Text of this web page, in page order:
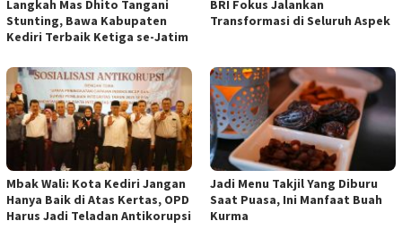
Langkah Mas Dhito Tangani
Stunting, Bawa Kabupaten
Kediri Terbaik Ketiga se-Jatim
BRI Fokus Jalankan
Transformasi di Seluruh Aspek
Mbak Wali: Kota Kediri Jangan
Hanya Baik di Atas Kertas, OPD
Harus Jadi Teladan Antikorupsi
Jadi Menu Takjil Yang Diburu
Saat Puasa, Ini Manfaat Buah
Kurma